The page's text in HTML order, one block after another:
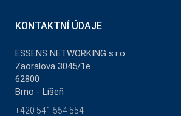
KONTAKTNÍ ÚDAJE
ESSENS NETWORKING s.r.o.
Zaoralova 3045/1e
62800
Brno - Líšeň
+420 541 554 554